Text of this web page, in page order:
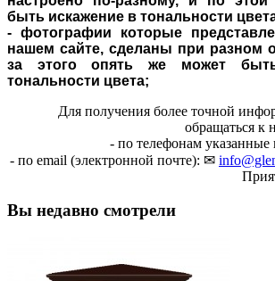
быть искажение в тональности
- фотографии которые
нашем сайте, сделаны при разном
за этого опять же может
тональности цвета;
Для получения более точной
обращаться к
- по телефонам указанные
- по email (электронной почте): ✉
Вы недавно смотрели